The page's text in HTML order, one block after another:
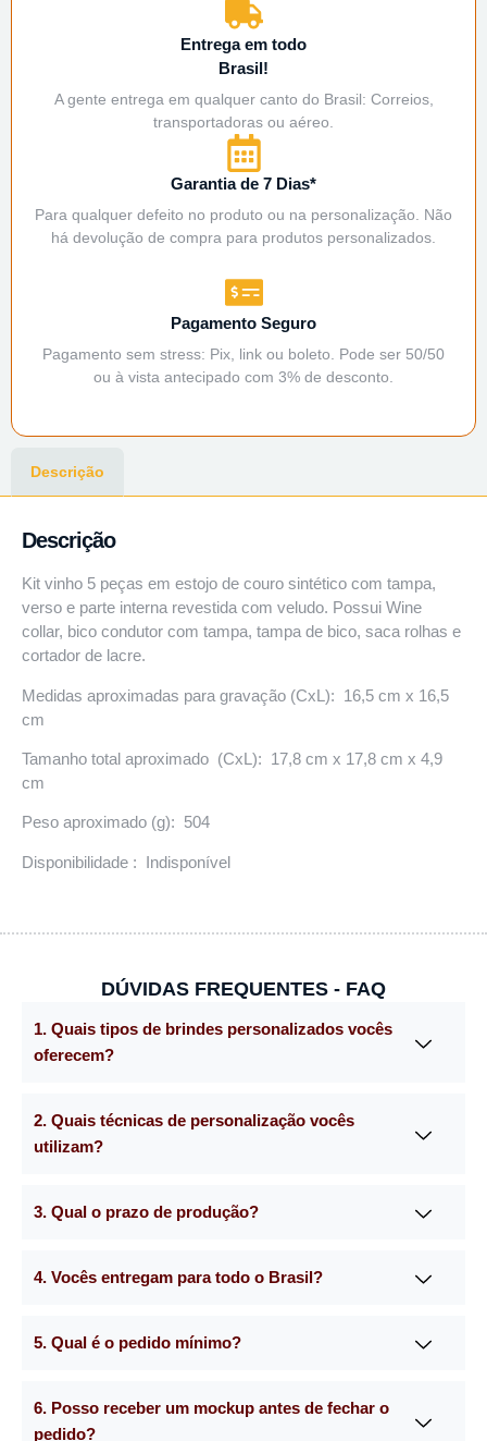
Entrega em todo
Brasil!
A gente entrega em qualquer canto do Brasil: Correios,
transportadoras ou aéreo.
Garantia de 7 Dias*
Para qualquer defeito no produto ou na personalização. Não
há devolução de compra para produtos personalizados.
Pagamento Seguro
Pagamento sem stress: Pix, link ou boleto. Pode ser 50/50
ou à vista antecipado com 3% de desconto.
Descrição
Descrição
Kit vinho 5 peças em estojo de couro sintético com tampa,
verso e parte interna revestida com veludo. Possui Wine
collar, bico condutor com tampa, tampa de bico, saca rolhas e
cortador de lacre.
Medidas aproximadas para gravação (CxL): 16,5 cm x 16,5
cm
Tamanho total aproximado (CxL): 17,8 cm x 17,8 cm x 4,9
cm
Peso aproximado (g): 504
Disponibilidade : Indisponível
DÚVIDAS FREQUENTES - FAQ
1. Quais tipos de brindes personalizados vocês
oferecem?
2. Quais técnicas de personalização vocês
utilizam?
3. Qual o prazo de produção?
4. Vocês entregam para todo o Brasil?
5. Qual é o pedido mínimo?
6. Posso receber um mockup antes de fechar o
pedido?